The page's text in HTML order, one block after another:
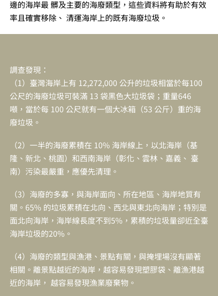
邊的海岸最 髒及主要的海廢類型，這些資料將有助於有效
率且確實移除、 清運海岸上的既有海廢垃圾。
調查發現：
（1）臺灣海岸上有 12,272,000 公升的垃圾相當於每100
公尺的海廢垃圾可裝滿 13 袋黑色大垃圾袋；重量646
噸，當於每 100 公尺就有一個大冰箱（53 公斤）重的海
廢垃圾。
（2）一半的海廢累積在 10% 海岸線上，以北海岸（基
隆、新北、桃園）和西南海岸（彰化、雲林、嘉義、 臺
南）污染最嚴重，應優先清理。
（3）海廢的多寡，與海岸面向、所在地區、海岸地質有
關。65% 的垃圾累積在北向、西北與東北向海岸；特別是
面北向海岸，海岸線長度不到5%，累積的垃圾量卻近全臺
海岸垃圾的20%。
（4）海廢的類型與漁港、景點有關，與掩埋場沒有顯著
相關。離景點越近的海岸，越容易發現塑膠袋、離漁港越
近的海岸， 越容易發現漁業廢棄物。